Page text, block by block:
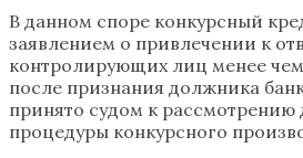
В данном споре конкурсный
заявлением о привлечении к
контролирующих лиц менее чем
после признания должника
принято судом к рассмотрению
процедуры конкурсного